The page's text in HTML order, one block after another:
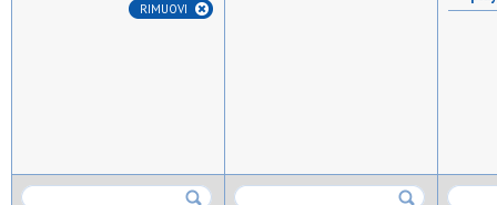
RIMUOVI